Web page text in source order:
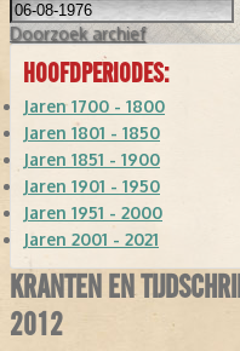
Doorzoek archief
HOOFDPERIODES:
Jaren 1700 - 1800
Jaren 1801 - 1850
Jaren 1851 - 1900
Jaren 1901 - 1950
Jaren 1951 - 2000
Jaren 2001 - 2021
KRANTEN EN
2012